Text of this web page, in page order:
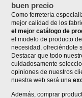
buen precio
Como ferretería
mejor calidad de los
el mejor catálogo de
el modelo de producto
necesidad, ofreciéndote
Destacar que todo
cuidadosamente
opiniones de nuestros
nuestra web será una
Además, comprar